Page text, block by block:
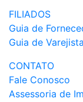
FILIADOS
Guia de
Guia de
CONTATO
Fale Conosco
Assessoria de